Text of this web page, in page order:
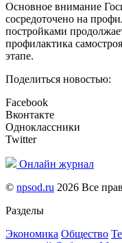
Основное внимание
сосредоточено на
постройками
профилактика
этапе.
Поделиться новостью:
Facebook
Вконтакте
Одноклассники
Twitter
Онлайн журнал
© npsod.ru 2026 Все
Разделы
Экономика Общество